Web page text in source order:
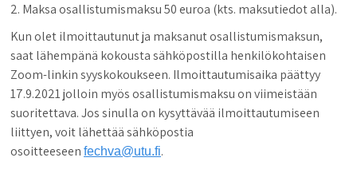
2. Maksa osallistumismaksu 50 euroa (kts. maksutiedot alla).
Kun olet ilmoittautunut ja maksanut osallistumismaksun,
saat lähempänä kokousta sähköpostilla henkilökohtaisen
Zoom-linkin syyskokoukseen. Ilmoittautumisaika päättyy
17.9.2021 jolloin myös osallistumismaksu on viimeistään
suoritettava. Jos sinulla on kysyttävää ilmoittautumiseen
liittyen, voit lähettää sähköpostia
osoitteeseen fechva@utu.fi.